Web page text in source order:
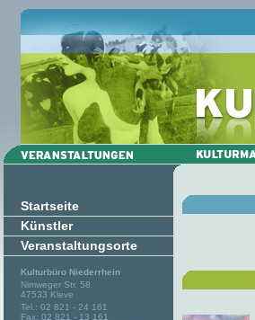
Startseite
Künstler
Veranstaltungsorte
Kulturbüro Niederrhein
Nimweger Str. 58
47533 Kleve
Tel.: 02 821 - 24 161
Fax: 02 821 - 13 161